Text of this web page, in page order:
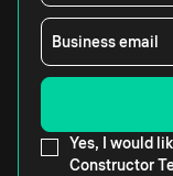
Business email
Yes, I would
Constructor